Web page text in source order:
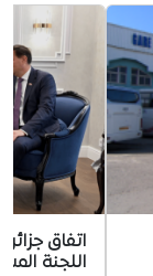
اتفاق
اللجنة